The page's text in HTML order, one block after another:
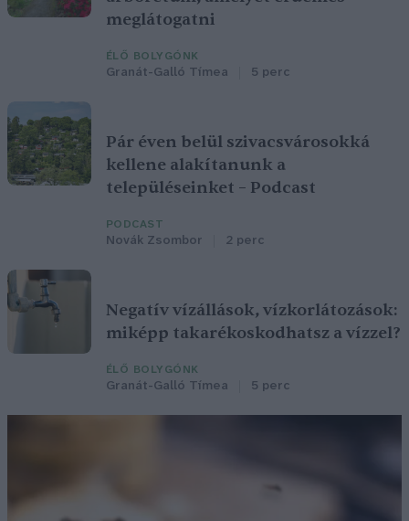
meglátogatni
ÉLŐ BOLYGÓNK
Granát-Galló Tímea 5 perc
Pár éven belül szivacsvárosokká
kellene alakítanunk a
településeinket – Podcast
PODCAST
Novák Zsombor 2 perc
Negatív vízállások, vízkorlátozások:
miképp takarékoskodhatsz a vízzel?
ÉLŐ BOLYGÓNK
Granát-Galló Tímea 5 perc